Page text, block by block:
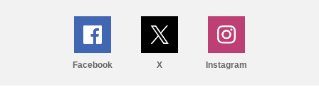
Facebook X Instagram